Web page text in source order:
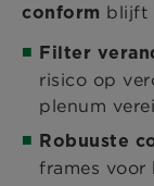
conform blijft
Filter
risico op
plenum
Robuuste
frames voor